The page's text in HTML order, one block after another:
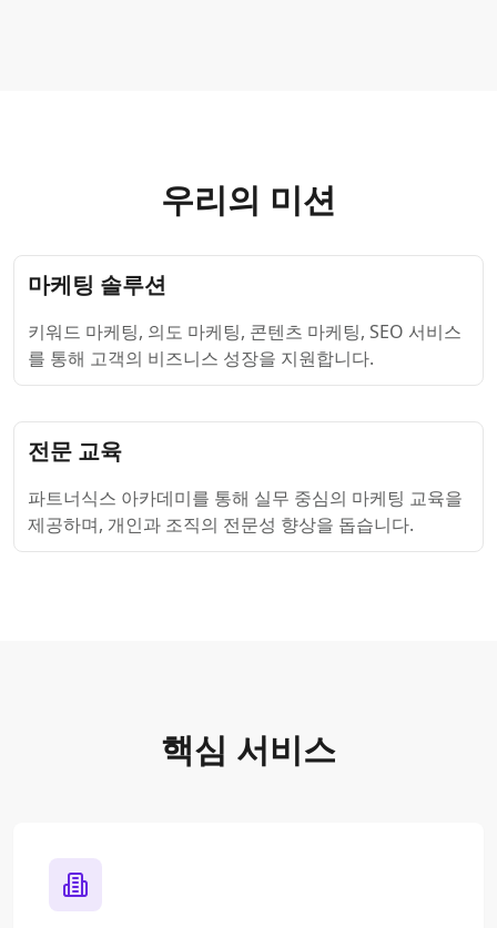
우리의 미션
마케팅 솔루션
키워드 마케팅, 의도 마케팅, 콘텐츠 마케팅, SEO 서비스
를 통해 고객의 비즈니스 성장을 지원합니다.
전문 교육
파트너식스 아카데미를 통해 실무 중심의 마케팅 교육을
제공하며, 개인과 조직의 전문성 향상을 돕습니다.
핵심 서비스